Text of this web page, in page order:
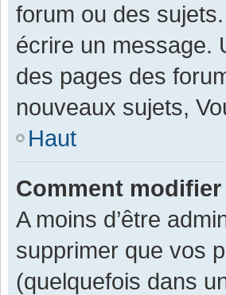
forum ou des
écrire un message.
des pages des
nouveaux sujets,
Haut
Comment
A moins d’être
supprimer que vos
(quelquefois dans